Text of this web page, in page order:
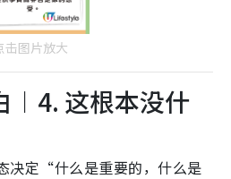
击图片放大
︱4. 这根本没什
决定“什么是重要的，什么是